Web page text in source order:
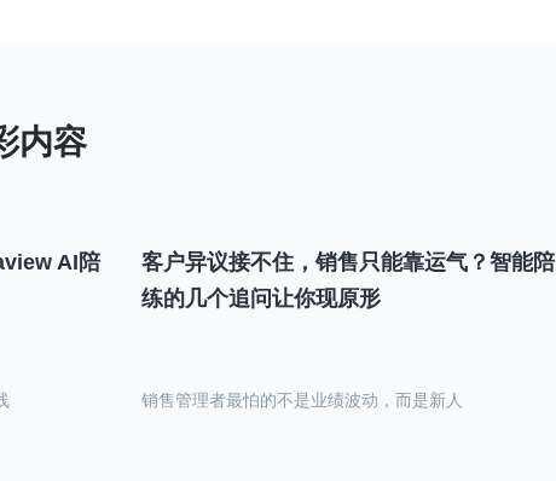
AI陪
客户异议接不住，销售只能靠运气？智能陪
练的几个追问让你现原形
销售管理者最怕的不是业绩波动，而是新人